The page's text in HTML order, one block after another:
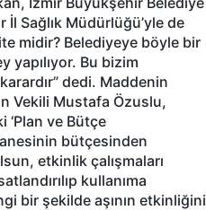
Sağlık Müdürlüğü’yle de
midir? Belediyeye böyle bir
yapılıyor. Bu bizim
dedi. Maddenin
Vekili Mustafa Özuslu,
‘Plan ve Bütçe
bütçesinden
etkinlik çalışmaları
kullanıma
bir şekilde aşının etkinliğini